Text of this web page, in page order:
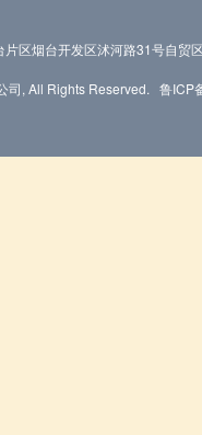
区烟台开发区沭河路31号自贸
司, All Rights Reserved. 鲁ICP